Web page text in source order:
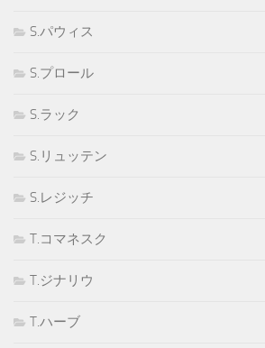
S.パウィス
S.プロール
S.ラック
S.リュッテン
S.レジッチ
T.コマネスク
T.ジナリウ
T.ハーブ